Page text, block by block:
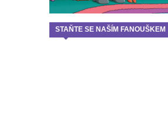
STAŇTE SE NAŠÍM FANOUŠKEM